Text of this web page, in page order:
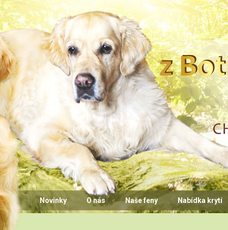
CHS z
Novinky O nás Naše feny Nabídka krytí